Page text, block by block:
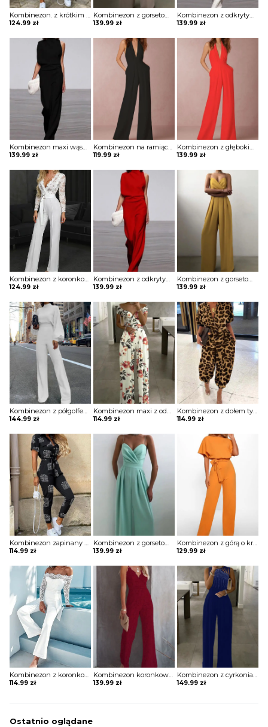
Kombinezon. z krótkim rękawem z guzikami i kieszeniami
124.99 zł
Kombinezon z gorsetową górą i szerokimi nogawkami
139.99 zł
Kombinezon z odkrytym ramieniem i luźnym dołem
139.99 zł
Kombinezon maxi wąski z odkrytym ramieniem
139.99 zł
Kombinezon na ramiączkach z głębokim dekoltem w kształcie litery V
119.99 zł
Kombinezon z głębokim dekoltem w kształcie litery V i roszerzanymi spodniami
139.99 zł
Kombinezon z koronkową górą i ozdobnym paskiem
124.99 zł
Kombinezon z odkrytym ramieniem i luźnym dołem
139.99 zł
Kombinezon z gorsetową górą i szerokimi nogawkami
139.99 zł
Kombinezon z półgolfem z szerokimi rękawami
144.99 zł
Kombinezon maxi z odkrytymi ramionami
114.99 zł
Kombinezon z dołem typu alladynki
114.99 zł
Kombinezon zapinany na guziki z kieszeniami na biuście w modny print
114.99 zł
Kombinezon z gorsetową górą i szerokimi nogawkami
139.99 zł
Kombinezon z górą o kroju nietoperza i wiązaniem w pasie
129.99 zł
Kombinezon z koronkowym hiszpańskim dekoltem
114.99 zł
Kombinezon koronkowy z odkrytymi plecami
139.99 zł
Kombinezon z cyrkoniami i paskami na dekolcie
149.99 zł
Ostatnio oglądane